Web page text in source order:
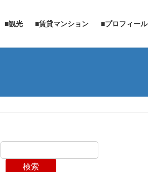
■観光 ■賃貸マンション ■プロフィール
検索